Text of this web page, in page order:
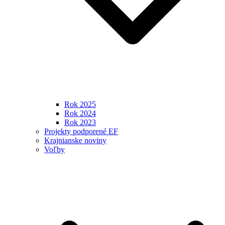
Rok 2025
Rok 2024
Rok 2023
Projekty podporené EF
Krajnianske noviny
Voľby